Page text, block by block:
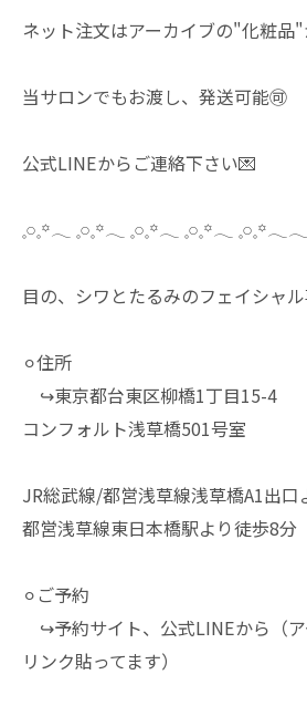
ネット注文はアーカイブの"化粧品
当サロンでもお渡し、発送可能🉑
公式LINEからご連絡下さい💌
𓈒𓏸𓈒꙳𓂃 𓈒𓏸𓈒꙳𓂃 𓈒𓏸𓈒꙳𓂃 𓈒𓏸𓈒꙳𓂃
目の、シワとたるみのフェイシャ
⚪︎住所
↪︎東京都台東区柳橋1丁目15-4
コンフォルト浅草橋501号室
JR総武線/都営浅草線浅草橋A1出口
都営浅草線東日本橋駅より徒歩8分
⚪︎ご予約
↪︎予約サイト、公式LINEから（
リンク貼ってます）